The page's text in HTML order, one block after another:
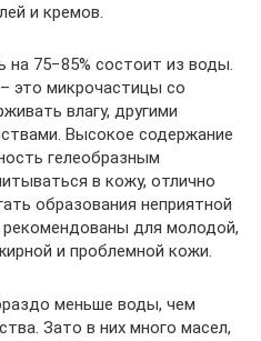
и кремов.
на 75−85% состоит из воды.
это микрочастицы со
влагу, другими
Высокое содержание
гелеобразным
в кожу, отлично
образования неприятной
для молодой,
и проблемной кожи.
меньше воды, чем
Зато в них много масел,